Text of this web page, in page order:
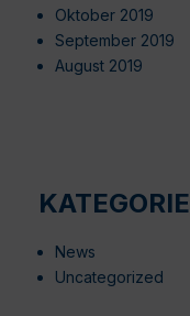
Oktober 2019
September 2019
August 2019
KATEGORIE
News
Uncategorized